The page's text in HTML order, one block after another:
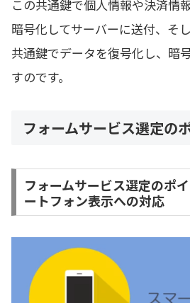
この共通鍵で個人情報や決済情
暗号化してサーバーに送付、そ
共通鍵でデータを復号化し、暗
すのです。
フォームサービス選定の
フォームサービス選定のポ
ートフォン表示への対応